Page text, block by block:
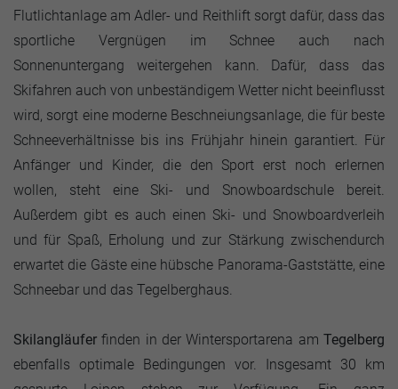
Flutlichtanlage am Adler- und Reithlift sorgt dafür, dass das
sportliche Vergnügen im Schnee auch nach
Sonnenuntergang weitergehen kann. Dafür, dass das
Skifahren auch von unbeständigem Wetter nicht beeinflusst
wird, sorgt eine moderne Beschneiungsanlage, die für beste
Schneeverhältnisse bis ins Frühjahr hinein garantiert. Für
Anfänger und Kinder, die den Sport erst noch erlernen
wollen, steht eine Ski- und Snowboardschule bereit.
Außerdem gibt es auch einen Ski- und Snowboardverleih
und für Spaß, Erholung und zur Stärkung zwischendurch
erwartet die Gäste eine hübsche Panorama-Gaststätte, eine
Schneebar und das Tegelberghaus.
Skilangläufer finden in der Wintersportarena am Tegelberg
ebenfalls optimale Bedingungen vor. Insgesamt 30 km